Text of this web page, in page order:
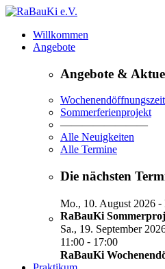
Willkommen
Angebote
Angebote &
Wochenendöffnungszeit
Sommerferienprojekt
————————
Alle Neuigkeiten
Alle Termine
Die nächsten
Mo., 10. August 2026 -
RaBauKi
Sa., 19. September
11:00 - 17:00
RaBauKi